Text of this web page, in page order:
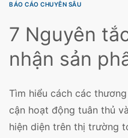
BÁO CÁO CHUYÊN SÂU
7 Nguyên
nhận sản
Tìm hiểu cách các
cận hoạt động tuân thủ
hiện diện trên thị trường